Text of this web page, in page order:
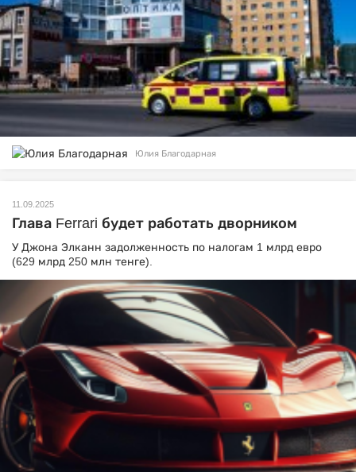
Юлия Благодарная
11.09.2025
Глава Ferrari будет работать дворником
У Джона Элканн задолженность по налогам 1 млрд евро
(629 млрд 250 млн тенге).